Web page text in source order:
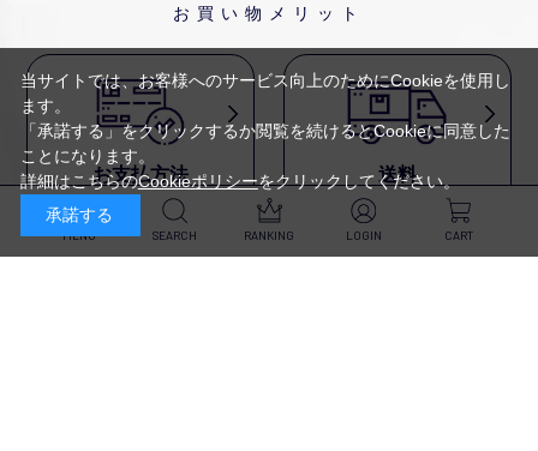
MENU SEARCH RANKING LOGIN CART
お買い物メリット
お支払方法
代金引換・
クレジットカード・
NP後払い・AmazonPay・
送料
5,500円以上で送料無料・
平日16時迄のご注文は
当日発送
当サイトでは、お客様へのサービス向上のためにCookieを使用し
ます。
「承諾する」をクリックするか閲覧を続けるとCookieに同意した
ことになります。
詳細はこちらのCookieポリシーをクリックしてください。
承諾する